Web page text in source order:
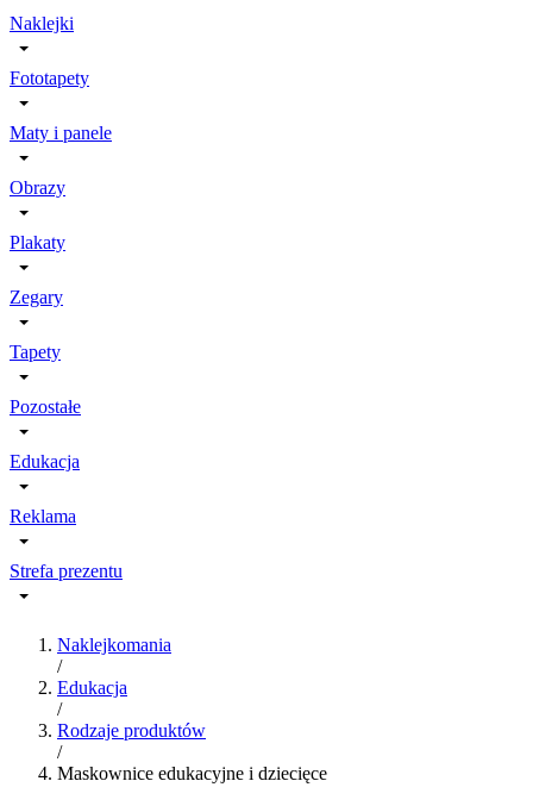
Naklejki
Fototapety
Maty i panele
Obrazy
Plakaty
Zegary
Tapety
Pozostałe
Edukacja
Reklama
Strefa prezentu
Naklejkomania
/
Edukacja
/
Rodzaje produktów
/
Maskownice edukacyjne i dziecięce